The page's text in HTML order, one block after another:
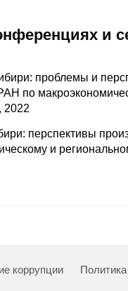
и
проблемы и
2022
перспективы
и
коррупции